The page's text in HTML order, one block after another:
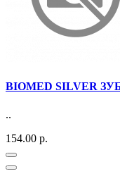
BIOMED SILVER
..
154.00 р.